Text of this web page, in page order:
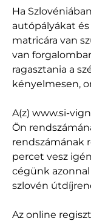
Ha
autópályákat
matricára van
van
ragasztania a
kényelmesen,
A(z) www.si-
Ön
rendszámának
percet vesz
cégünk azonnal
szlovén
Az online